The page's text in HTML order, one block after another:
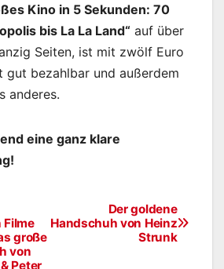
Kino in 5 Sekunden: 70
bis La La Land“ auf über
Seiten, ist mit zwölf Euro
gut bezahlbar und außerdem
anderes.
eine ganz klare
Der goldene
Handschuh von Heinz
Strunk
große
von
Peter